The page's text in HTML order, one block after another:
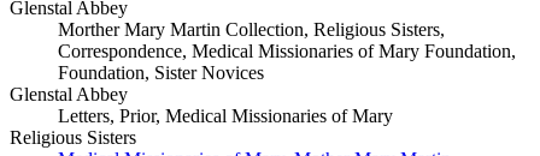
Glenstal Abbey
Morther Mary Martin Collection, Religious Sisters,
Correspondence, Medical Missionaries of Mary Foundation,
Foundation, Sister Novices
Glenstal Abbey
Letters, Prior, Medical Missionaries of Mary
Religious Sisters